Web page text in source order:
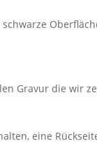
Gravur die wir
eine